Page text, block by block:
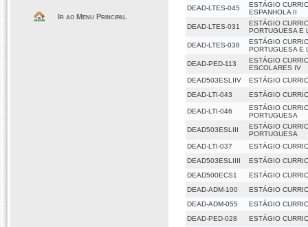
Ir ao Menu Principal
DEAD-LTES-045
ESTÁGIO
ESPANHOLA II
DEAD-LTES-031
ESTÁGIO
PORTUGUESA E
DEAD-LTES-038
ESTÁGIO
PORTUGUESA E
DEAD-PED-113
ESTÁGIO
ESCOLARES IV
DEAD503ESLIIV
ESTÁGIO
DEAD-LTI-043
ESTÁGIO
DEAD-LTI-046
ESTÁGIO
PORTUGUESA
DEAD503ESLIII
ESTÁGIO
PORTUGUESA
DEAD-LTI-037
ESTÁGIO
DEAD503ESLIIII
ESTÁGIO
DEAD500ECS1
ESTÁGIO
DEAD-ADM-100
ESTÁGIO
DEAD-ADM-055
ESTÁGIO
DEAD-PED-028
ESTÁGIO